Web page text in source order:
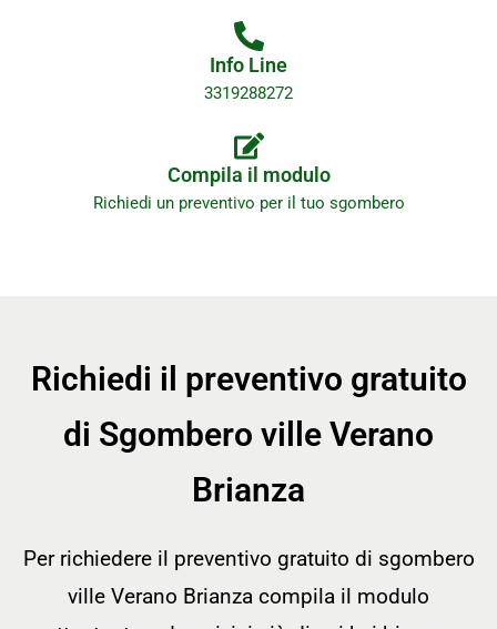
Info Line
3319288272
Compila il modulo
Richiedi un preventivo per il tuo sgombero
Richiedi il preventivo gratuito
di Sgombero ville Verano
Brianza
Per richiedere il preventivo gratuito di sgombero
ville Verano Brianza compila il modulo